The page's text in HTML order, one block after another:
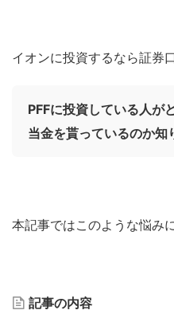
イオンに投資するなら証券
PFFに投資している人が
当金を貰っているのか知
本記事ではこのような悩み
記事の内容